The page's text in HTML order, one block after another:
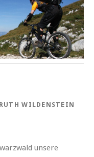
WILDENSTEIN
unsere